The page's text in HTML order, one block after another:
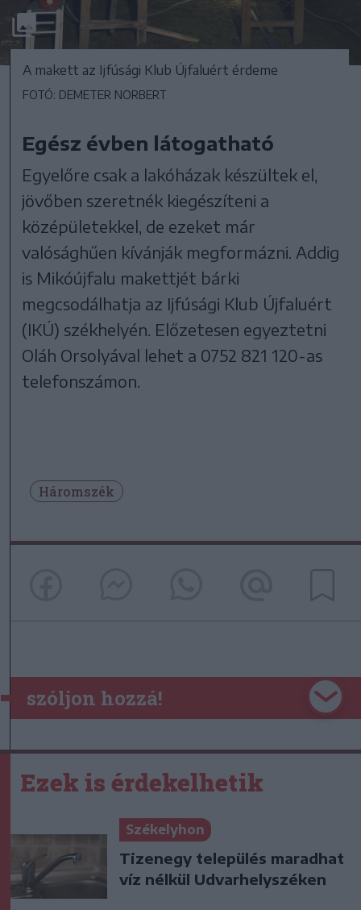
A makett az Ijfúsági Klub Újfaluért érdeme
FOTÓ: DEMETER NORBERT
Egész évben látogatható
Egyelőre csak a lakóházak készültek el,
jövőben szeretnék kiegészíteni a
középületekkel, de ezeket már
valósághűen kívánják megformázni. Addig
is Mikóújfalu makettjét bárki
megcsodálhatja az Ijfúsági Klub Újfaluért
(IKÚ) székhelyén. Előzetesen egyeztetni
Oláh Orsolyával lehet a 0752 821 120-as
telefonszámon.
Háromszék
szóljon hozzá!
Ezek is érdekelhetik
Székelyhon
Tizenegy település maradhat
víz nélkül Udvarhelyszéken